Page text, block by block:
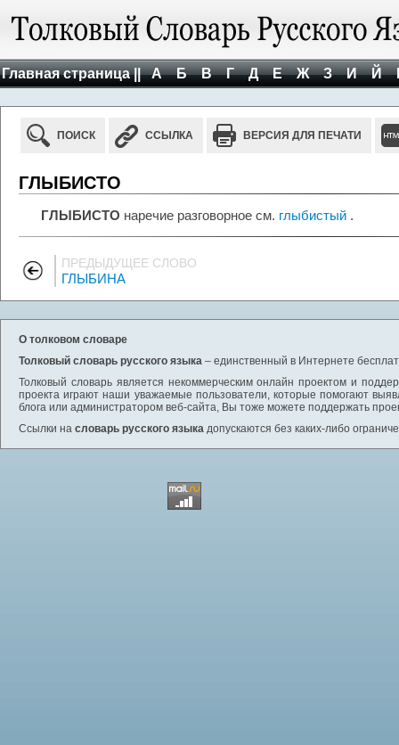
Главная страница || А Б В Г Д Е Ж З И Й
ПОИСК ССЫЛКА ВЕРСИЯ ДЛЯ ПЕЧАТИ
ГЛЫБИСТО
ГЛЫБИСТО наречие разговорное см. глыбистый .
ПРЕДЫДУЩЕЕ СЛОВО
ГЛЫБИНА
О толковом словаре
Толковый словарь русского языка – единственный в Интернете
Толковый словарь является некоммерческим онлайн проектом и
проекта играют наши уважаемые пользователи, которые помогают
блога или администратором веб-сайта, Вы тоже можете поддержать
Ссылки на словарь русского языка допускаются без каких-либо